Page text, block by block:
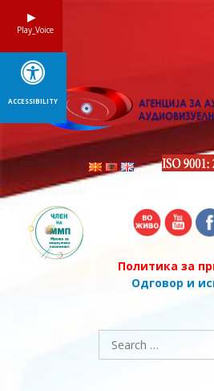
Политика за
Одговор и
Search
for:
Play_Voice
ACCESSIBILITY